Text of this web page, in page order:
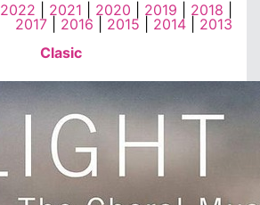
2022 2021 2020 2019 2018
2017
2016 2015 2014
2013
Clasic